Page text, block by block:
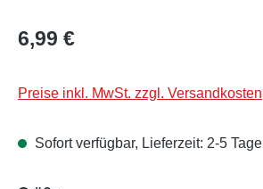
Regulärer Preis:
6,99 €
Preise inkl. MwSt. zzgl. Versandkosten
Sofort verfügbar, Lieferzeit: 2-5 Tage